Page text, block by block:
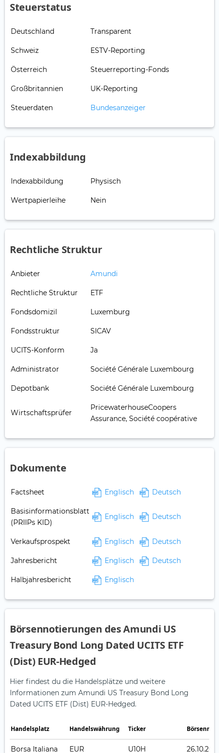
Steuerstatus
Deutschland Transparent
Schweiz ESTV-Reporting
Österreich Steuerreporting-Fonds
Großbritannien UK-Reporting
Steuerdaten Bundesanzeiger
Indexabbildung
Indexabbildung Physisch
Wertpapierleihe Nein
Rechtliche Struktur
Anbieter Amundi
Rechtliche Struktur ETF
Fondsdomizil Luxemburg
Fondsstruktur SICAV
UCITS-Konform Ja
Administrator Société Générale Luxembourg
Depotbank Société Générale Luxembourg
Wirtschaftsprüfer
PricewaterhouseCoopers
Assurance, Société coopérative
Dokumente
Factsheet Englisch Deutsch
Basisinformationsblatt
(PRIIPs KID)
Englisch Deutsch
Verkaufsprospekt Englisch Deutsch
Jahresbericht Englisch Deutsch
Halbjahresbericht Englisch
Börsennotierungen des Amundi US
Treasury Bond Long Dated UCITS ETF
(Dist) EUR-Hedged
Hier findest du die Handelsplätze und weitere
Informationen zum Amundi US Treasury Bond Long
Dated UCITS ETF (Dist) EUR-Hedged.
Handelsplatz Handelswährung Ticker
Borsa Italiana EUR U10H